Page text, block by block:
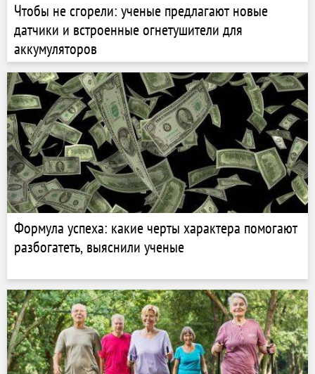
Чтобы не сгорели: ученые предлагают новые
датчики и встроенные огнетушители для
аккумуляторов
Формула успеха: какие черты характера помогают
разбогатеть, выяснили ученые